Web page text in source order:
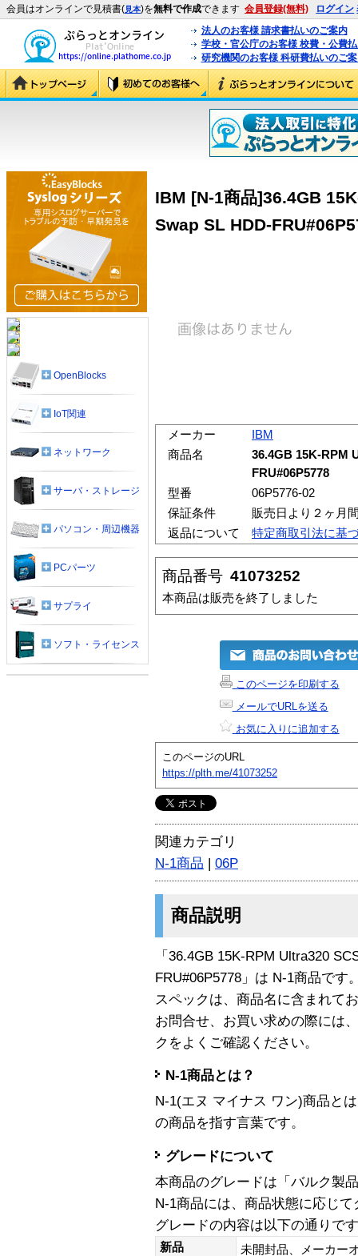
会員はオンラインで見積書(見本)を無料で作成できます 会員登録(無料) ログイン
法人のお客様 請求書払いのご案内
学校・官公庁のお客様 校費・公費
研究機関のお客様 科研費払いのご
IBM [N-1商品]36.4GB
Swap SL HDD-
メーカー
IBM
商品名
36.4GB 15K-RPM
FRU#06P5778
型番
06P5776-02
保証条件
販売日より２ヶ月
返品について
特定商取引法に基
商品番号 41073252
本商品は販売を終了しました
このページを印刷する
メールでURLを送る
お気に入りに追加する
このページのURL
https://plth.me/41073252
関連カテゴリ
N-1商品 | 06P
商品説明
「36.4GB 15K-RPM Ultra320
FRU#06P5778」は N-1商品です
スペックは、商品名に含まれて
お問合せ、お買い求めの際には
クをよくご確認ください。
N-1商品とは？
N-1(エヌ マイナス ワン)商品と
の商品を指す言葉です。
グレードについて
本商品のグレードは「バルク製
N-1商品には、商品状態に応じ
グレードの内容は以下の通りで
新品
未開封品、メーカー
OpenBlocks
IoT関連
ネットワーク
サーバ・ストレージ
パソコン・周辺機器
PCパーツ
サプライ
ソフト・ライセンス